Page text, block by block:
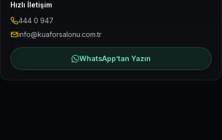
Hızlı İletişim
444 0 947
info@kuaforsalonu.com.tr
WhatsApp’tan Yazın